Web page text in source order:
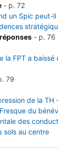
- p. 72
un Spic peut-
- p. 76
la FPT a baissé
79
de la TH
du
des
sols au centre